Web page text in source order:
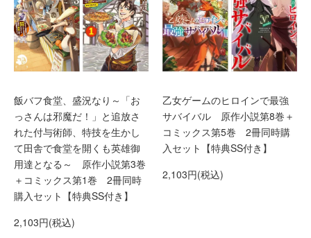
飯バフ食堂、盛況なり～「お
っさんは邪魔だ！」と追放さ
れた付与術師、特技を生かし
て田舎で食堂を開くも英雄御
用達となる～ 原作小説第3巻
＋コミックス第1巻 2冊同時
購入セット【特典SS付き】
2,103円(税込)
乙女ゲームのヒロインで最強
サバイバル 原作小説第8巻＋
コミックス第5巻 2冊同時購
入セット【特典SS付き】
2,103円(税込)